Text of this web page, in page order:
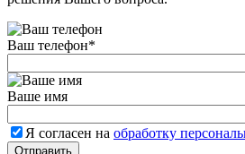
Ваш телефон*
Ваше имя
Я согласен на обработку